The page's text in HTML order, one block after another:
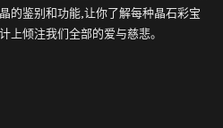
的鉴别和功能,让你了解每种晶石彩宝
上倾注我们全部的爱与慈悲。